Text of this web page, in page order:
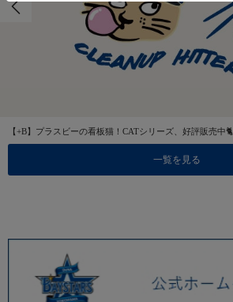
【+B】プラスビーの看板猫！CATシリーズ、好評販売中🐈
一覧を見る